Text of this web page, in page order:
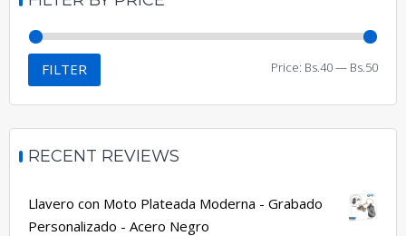
FILTER Price: Bs.40— Bs.50
RECENT REVIEWS
Llavero con Moto Plateada Moderna - Grabado
Personalizado - Acero Negro